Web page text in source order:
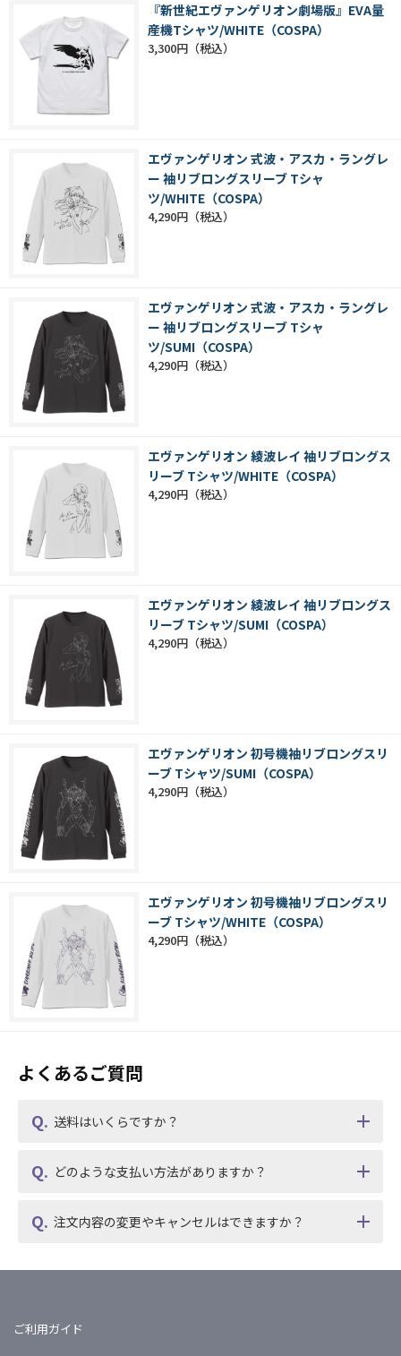
『新世紀エヴァンゲリオン劇場版』EVA量
産機Tシャツ/WHITE（COSPA）
3,300円
エヴァンゲリオン 式波・アスカ・ラングレ
ー 袖リブロングスリーブ Tシャ
ツ/WHITE（COSPA）
4,290円
エヴァンゲリオン 式波・アスカ・ラングレ
ー 袖リブロングスリーブ Tシャ
ツ/SUMI（COSPA）
4,290円
エヴァンゲリオン 綾波レイ 袖リブロングス
リーブ Tシャツ/WHITE（COSPA）
4,290円
エヴァンゲリオン 綾波レイ 袖リブロングス
リーブ Tシャツ/SUMI（COSPA）
4,290円
エヴァンゲリオン 初号機袖リブロングスリ
ーブ Tシャツ/SUMI（COSPA）
4,290円
エヴァンゲリオン 初号機袖リブロングスリ
ーブ Tシャツ/WHITE（COSPA）
4,290円
よくあるご質問
送料はいくらですか？
どのような支払い方法がありますか？
注文内容の変更やキャンセルはできますか？
ご利用ガイド